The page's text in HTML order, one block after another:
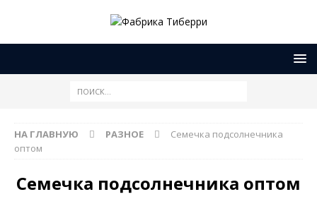
НА ГЛАВНУЮ РАЗНОЕ
Семечка подсолнечника
оптом
Семечка подсолнечника оптом